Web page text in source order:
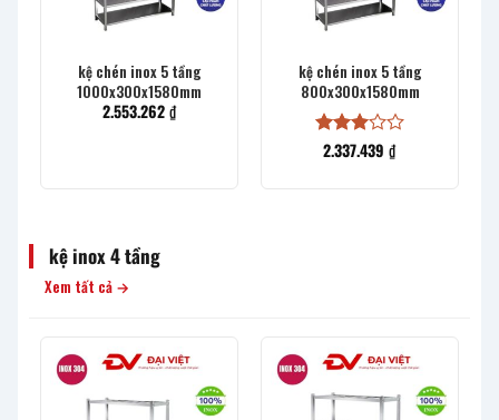
kệ chén inox 5 tầng
1000x300x1580mm
2.553.262₫
kệ chén inox 5 tầng
800x300x1580mm
Được
2.337.439 ₫
kệ inox 4 tầng
Xem tất cả →